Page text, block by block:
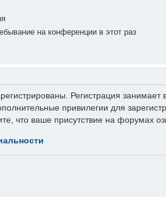
на конференции в этот раз
Регистрация
привилегии для
что ваше присутствие на форумах